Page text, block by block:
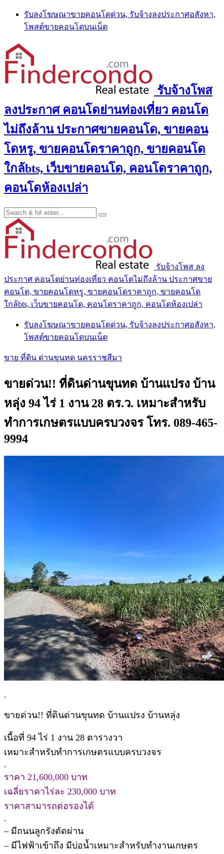
Skip
content
รับลงโฆษณาขายคอนโดด่วน, รับจ้างลงประกาศอสังหา,
โพสต์ขายคอนโดบนเน็ต
รับจ้างโพส
ลงประกาศ คอนโดย่านท่องเที่ยว คอนโด
ไม่ถึงล้าน ประกาศขายคอนโด, ขายคอน
โดหรู, ขายคอนโดราคาถูก, ขายคอนโด
ใกล้bts, เว็บขายคอนโด, คอนโดราคาถูก,
คอนโดห้องเปล่า
รับจ้างโพส ลง
ประกาศ คอนโดย่านท่องเที่ยว คอนโดไม่ถึงล้าน ประกาศขาย
คอนโด, ขายคอนโดหรู, ขายคอนโดราคาถูก, ขายคอนโด
ใกล้bts, เว็บขายคอนโด, คอนโดราคาถูก, คอนโดห้องเปล่า
รับลงโฆษณาขายคอนโดด่วน, รับจ้างลงประกาศอสังหา,
โพสต์ขายคอนโดบนเน็ต
ขาย ที่ดิน ด่านขุนทด นครราชสีมา
ขายด่วน!! ที่ดินด่านขุนทด บ้านแปรง บ้าน
หลุ่ง 94 ไร่ 1 งาน 28 ตร.ว. เหมาะสำหรับ
ทำการเกษตรแบบครบวงจร โทร. 089-465-
9994
.
ขายด่วน!! ที่ดินด่านขุนทด บ้านแปรง บ้านหลุ่ง
เนื้อที่ 94 ไร่ 1 งาน 28 ตารางวา
เหมาะสำหรับทำการเกษตรแบบครบวงจร
.
ราคา 21,600,000 บาท
เฉลี่ยราคาไร่ละ 230,000 บาท
ราคาสามารถต่อรองได้
.
– มีถนนลูกรังตัดผ่าน
– มีไฟฟ้าเข้าถึง มีบ่อน้ำเหมาะสำหรับทำงานเกษตร